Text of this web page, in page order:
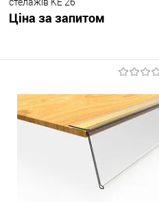
стелажів KE 26
Ціна за запитом
Запросити ціну
Купити в 1 клік
До
порівняння
замовлення